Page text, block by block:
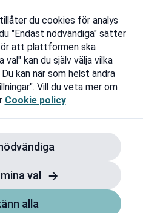
du cookies för analys
"Endast nödvändiga" sätter
att plattformen ska
val" kan du själv välja vilka
kan när som helst ändra
Vill du veta mer om
Cookie policy
val
alla